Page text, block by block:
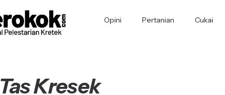
Opini Pertanian Cukai
Tas Kresek